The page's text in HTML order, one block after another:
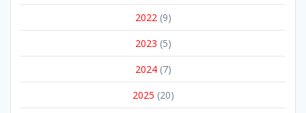
2022(9)
2023 (5)
2024(7)
2025 (20)